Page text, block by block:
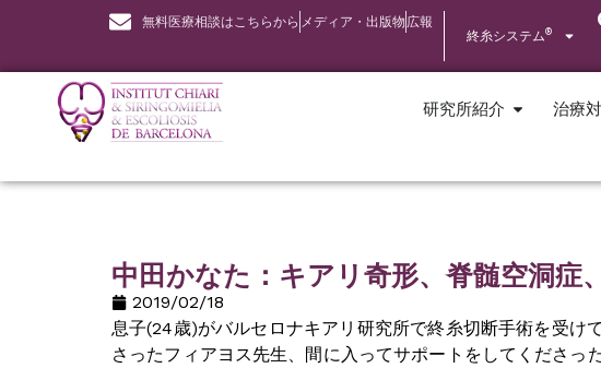
無料医療相談はこちらから メディア・出版物 広報
終糸システム®
研究所紹介 治療
中田かなた：キアリ奇形、脊髄空洞症
2019/02/18
息子(24歳)がバルセロナキアリ研究所で終糸切断手術を受
さったフィアヨス先生、間に入ってサポートをしてくださ